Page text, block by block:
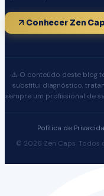
Conhecer Zen
⚠️ O conteúdo deste blog
substitui diagnóstico,
sempre um profissional de
Política de
© 2026 Zen Caps. Todos